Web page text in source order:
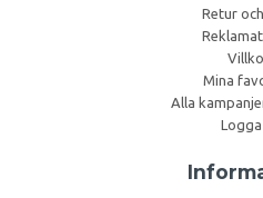
Retur
Mina
Alla
Logga